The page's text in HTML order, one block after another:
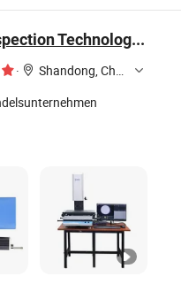
Shandong IPRE Inspection Technology Co., Ltd
·
Shandong, China